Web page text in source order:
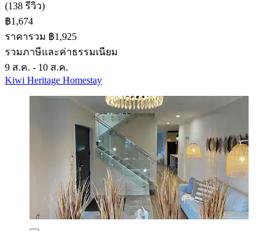
(138 รีวิว)
฿1,674
ราคารวม ฿1,925
รวมภาษีและค่าธรรมเนียม
9 ส.ค. - 10 ส.ค.
Kiwi Heritage Homestay